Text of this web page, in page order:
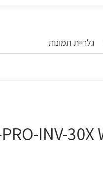
גלריית תמונות